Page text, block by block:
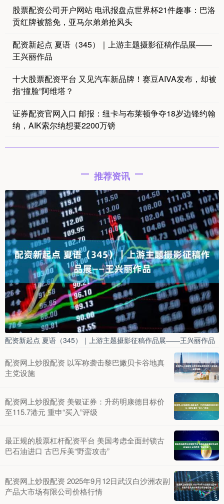
股票配资公司开户网站 电讯报盘点世界杯21件趣事：巴洛
贡红牌被豁免，亚马尔弟弟抢风头
配资新起点 夏语（345）｜上游主题摄影征稿作品展——
王兴丽作品
十大股票配资平台 又见汽车新品牌！赛豆AIVA发布，却被
指“撞脸”阿维塔？
证券配资官网入口 邮报：纽卡与布莱顿争夺18岁边锋约翰
纳，AIK索尔纳想要2200万镑
推荐资讯
配资新起点 夏语（345）｜上游主题摄影征稿作品展——王兴丽作品
配资网上炒股配资 以军称袭击黎巴嫩贝卡谷地真
主党设施
配资网上炒股配资 美银证券：升药明康德目标价
至115.7港元 重申“买入”评级
最正规的股票杠杆配资平台 美国考虑全面封锁古
巴石油进口 古巴斥美“野蛮攻击”
配资网上炒股配资 2025年9月12日武汉白沙洲农副
产品大市场有限公司价格行情